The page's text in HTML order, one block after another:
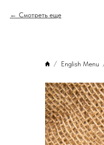
Смотреть еще
English Menu